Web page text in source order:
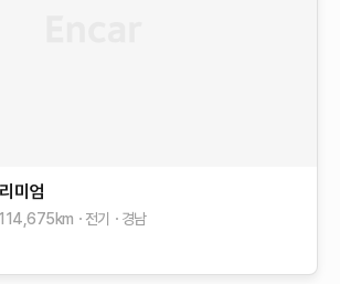
미엄
114,675km 전기 경남